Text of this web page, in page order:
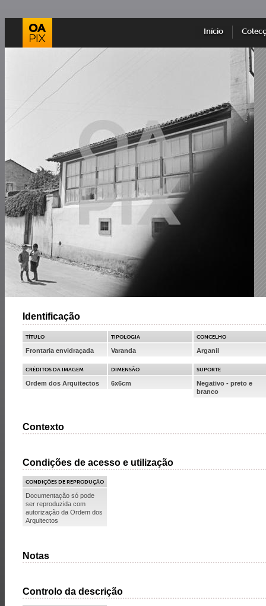
Início
Identificação
TÍTULO
Frontaria envidraçada
TIPOLOGIA
Varanda
CONCELHO
Arganil
CRÉDITOS DA IMAGEM
Ordem dos Arquitectos
DIMENSÃO
6x6cm
SUPORTE
Negativo - preto e
branco
Contexto
Condições de acesso e utilização
CONDIÇÕES DE REPRODUÇÃO
Documentação só pode
ser reproduzida com
autorização da Ordem dos
Arquitectos
Notas
Controlo da descrição